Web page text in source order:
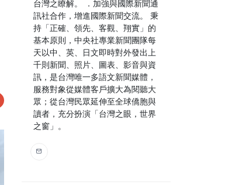
台灣之瞭解。 ．加強與國際新聞通
訊社合作，增進國際新聞交流。 秉
持「正確、領先、客觀、翔實」的
基本原則，中央社專業新聞團隊每
天以中、英、日文即時對外發出上
千則新聞、照片、圖表、影音與資
訊，是台灣唯一多語文新聞媒體，
服務對象從媒體客戶擴大為閱聽大
眾；從台灣民眾延伸至全球僑胞與
讀者，充分扮演「台灣之眼，世界
之窗」。